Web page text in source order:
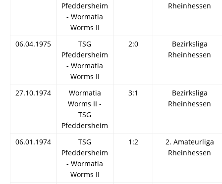
Pfeddersheim
- Wormatia
Worms II
Rheinhessen
06.04.1975
TSG
Pfeddersheim
- Wormatia
Worms II
2:0
Bezirksliga
Rheinhessen
27.10.1974
Wormatia
Worms II -
TSG
Pfeddersheim
3:1
Bezirksliga
Rheinhessen
06.01.1974
TSG
Pfeddersheim
- Wormatia
Worms II
1:2
2. Amateurliga
Rheinhessen